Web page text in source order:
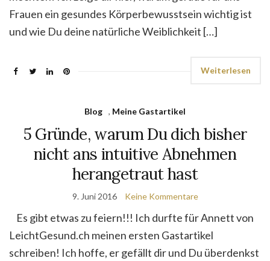
Frauen ein gesundes Körperbewusstsein wichtig ist
und wie Du deine natürliche Weiblichkeit […]
Weiterlesen
Blog , Meine Gastartikel
5 Gründe, warum Du dich bisher
nicht ans intuitive Abnehmen
herangetraut hast
9. Juni 2016 Keine Kommentare
Es gibt etwas zu feiern!!! Ich durfte für Annett von
LeichtGesund.ch meinen ersten Gastartikel
schreiben! Ich hoffe, er gefällt dir und Du überdenkst